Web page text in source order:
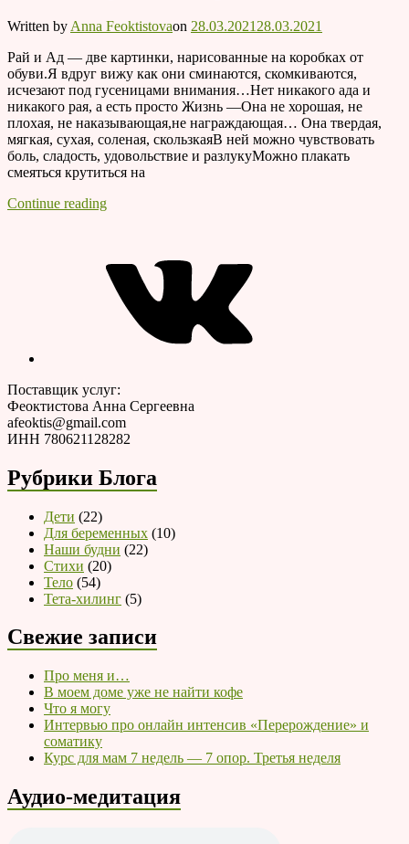
Written by Anna Feoktistovaon 28.03.2021 28.03.2021
Рай и Ад — две картинки, нарисованные на коробках от
обуви.Я вдруг вижу как они сминаются, скомкиваются,
исчезают под гусеницами внимания…Нет никакого ада и
никакого рая, а есть просто Жизнь —Она не хорошая, не
плохая, не наказывающая,не награждающая… Она твердая,
мягкая, сухая, соленая, скользкаяВ ней можно чувствовать
боль, сладость, удовольствие и разлукуМожно плакать
смеяться крутиться на
Continue readingНет
есть
просто
Жизнь
Поставщик услуг:
Феоктистова Анна Сергеевна
afeoktis@gmail.com
ИНН 780621128282
Рубрики Блога
Дети (22)
Для беременных (10)
Наши будни (22)
Стихи (20)
Тело (54)
Тета-хилинг (5)
Свежие записи
Про меня и…
В моем доме уже не найти кофе
Что я могу
Интервью про онлайн интенсив «Перерождение» и
соматику
Курс для мам 7 недель — 7 опор. Третья неделя
Аудио-медитация